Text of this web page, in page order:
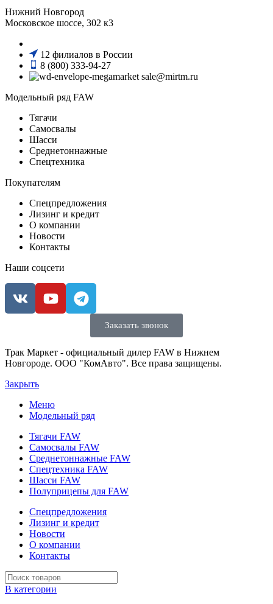
Нижний Новгород
Московское шоссе, 302 к3
12 филиалов в России
8 (800) 333-94-27
sale@mirtm.ru
Модельный ряд FAW
Тягачи
Самосвалы
Шасси
Среднетоннажные
Спецтехника
Покупателям
Спецпредложения
Лизинг и кредит
О компании
Новости
Контакты
Наши соцсети
Заказать звонок
Трак Маркет - официальный дилер FAW в Нижнем
Новгороде. ООО "КомАвто". Все права защищены.
Закрыть
Меню
Модельный ряд
Тягачи FAW
Самосвалы FAW
Среднетоннажные FAW
Спецтехника FAW
Шасси FAW
Полуприцепы для FAW
Спецпредложения
Лизинг и кредит
Новости
О компании
Контакты
В категории